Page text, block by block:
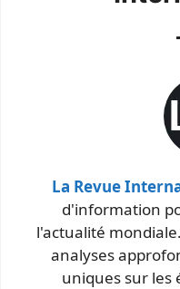
La Revue
d'information
l'actualité
analyses
uniques sur les